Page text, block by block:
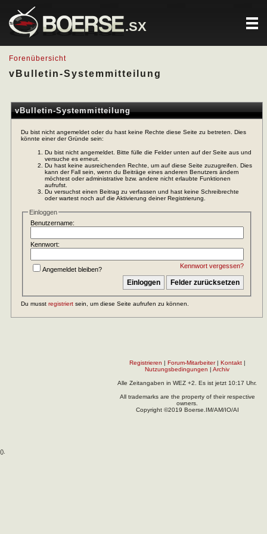
.SX
Forenübersicht
vBulletin-Systemmitteilung
vBulletin-Systemmitteilung
Du bist nicht angemeldet oder du hast keine Rechte diese Seite zu betreten. Dies
könnte einer der Gründe sein:
Du bist nicht angemeldet. Bitte fülle die Felder unten auf der Seite aus und
versuche es erneut.
Du hast keine ausreichenden Rechte, um auf diese Seite zuzugreifen. Dies
kann der Fall sein, wenn du Beiträge eines anderen Benutzers ändern
möchtest oder administrative bzw. andere nicht erlaubte Funktionen
aufrufst.
Du versuchst einen Beitrag zu verfassen und hast keine Schreibrechte
oder wartest noch auf die Aktivierung deiner Registrierung.
Einloggen
Benutzername:
Kennwort:
Kennwort vergessen?
Angemeldet bleiben?
Du musst registriert sein, um diese Seite aufrufen zu können.
Registrieren | Forum-Mitarbeiter| Kontakt|
Nutzungsbedingungen | Archiv
Alle Zeitangaben in WEZ +2. Es ist jetzt 10:17 Uhr.
All trademarks are the property of their respective
owners.
Copyright ©2019 Boerse.IM/AM/IO/AI
().